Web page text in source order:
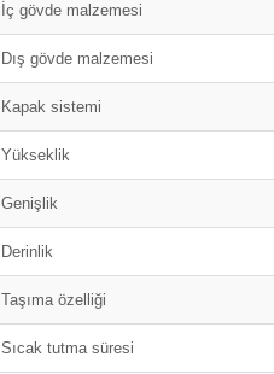
İç gövde malzemesi
Dış gövde malzemesi
Kapak sistemi
Yükseklik
Genişlik
Derinlik
Taşıma özelliği
Sıcak tutma süresi